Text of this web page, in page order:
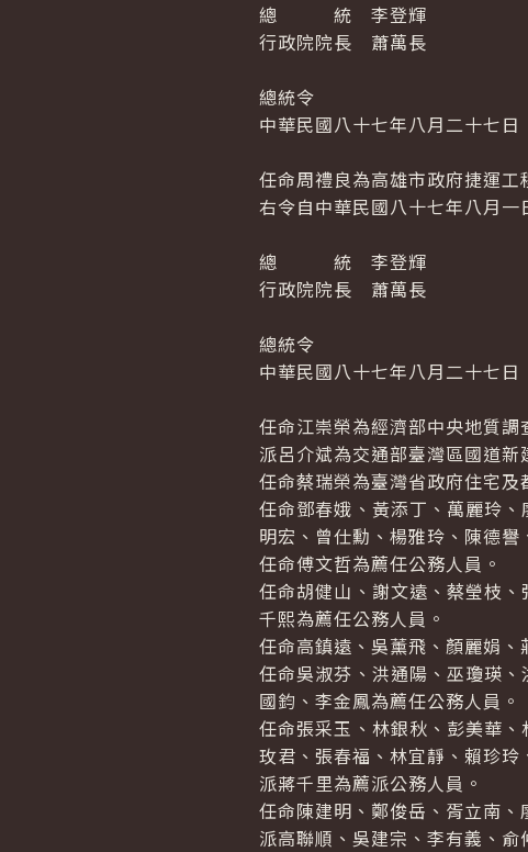
總 統 李登輝
行政院院長 蕭萬長
總統令
中華民國八十七年八月二十七日
任命周禮良為高雄市政府捷運工
右令自中華民國八十七年八月一
總 統 李登輝
行政院院長 蕭萬長
總統令
中華民國八十七年八月二十七日
任命江崇榮為經濟部中央地質
派呂介斌為交通部臺灣區國道
任命蔡瑞榮為臺灣省政府住宅
任命鄧春娥、黃添丁、萬麗玲
明宏、曾仕勳、楊雅玲、陳德
任命傅文哲為薦任公務人員。
任命胡健山、謝文遠、蔡瑩枝
千熙為薦任公務人員。
任命高鎮遠、吳薰飛、顏麗娟
任命吳淑芬、洪通陽、巫瓊瑛
國鈞、李金鳳為薦任公務人員。
任命張采玉、林銀秋、彭美華
玫君、張春福、林宜靜、賴珍
派蔣千里為薦派公務人員。
任命陳建明、鄭俊岳、胥立南、
派高聯順、吳建宗、李有義、俞